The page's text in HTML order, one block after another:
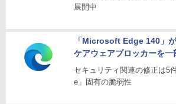
展開中
「Microsoft Edge 140」
ケアウェアブロッカーを一
セキュリティ関連の修正は5
e」固有の脆弱性